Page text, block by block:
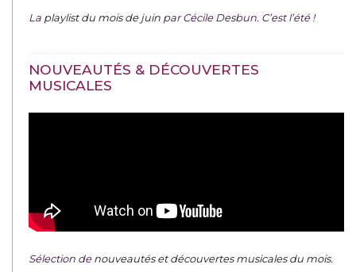
La playlist du mois de juin par Cécile Desbun. C’est l’été !
NOUVEAUTÉS & DÉCOUVERTES
MUSICALES
Sélection denouveautés et découvertes musicales du mois.